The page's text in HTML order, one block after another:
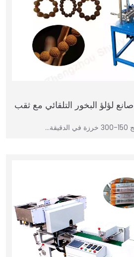
لؤلؤ البخور التلقائي مع ثقب